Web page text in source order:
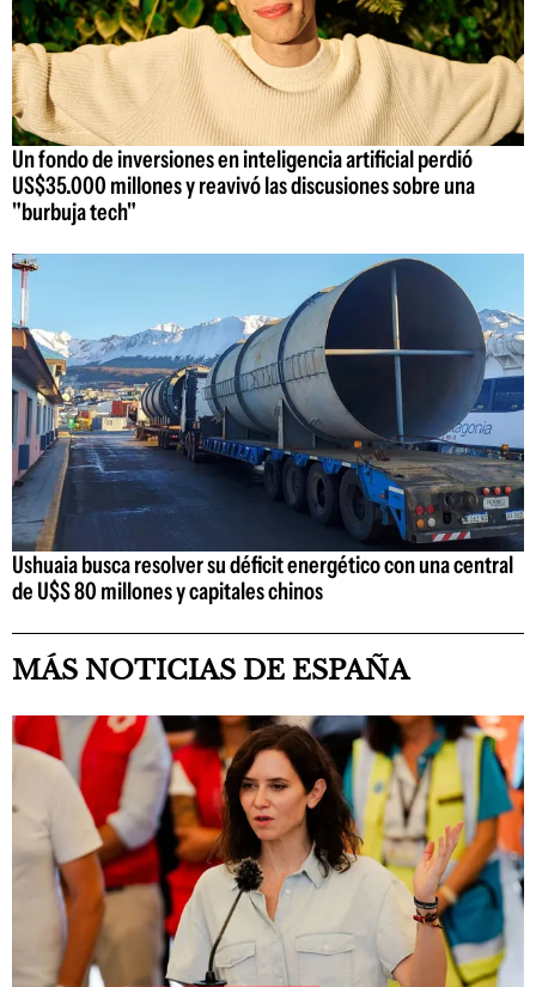
Un fondo de inversiones en inteligencia artificial perdió
US$35.000 millones y reavivó las discusiones sobre una
"burbuja tech"
Ushuaia busca resolver su déficit energético con una central
de U$S 80 millones y capitales chinos
MÁS NOTICIAS DE ESPAÑA